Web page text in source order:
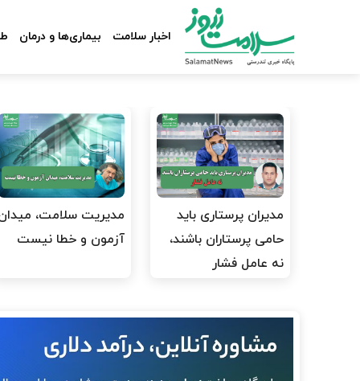
اخبار سلامت بیماری‌ها و درمان
مدیران پرستاری باید
حامی پرستاران باشند،
نه عامل فشار
مدیریت سلامت،
آزمون و خطا نیست